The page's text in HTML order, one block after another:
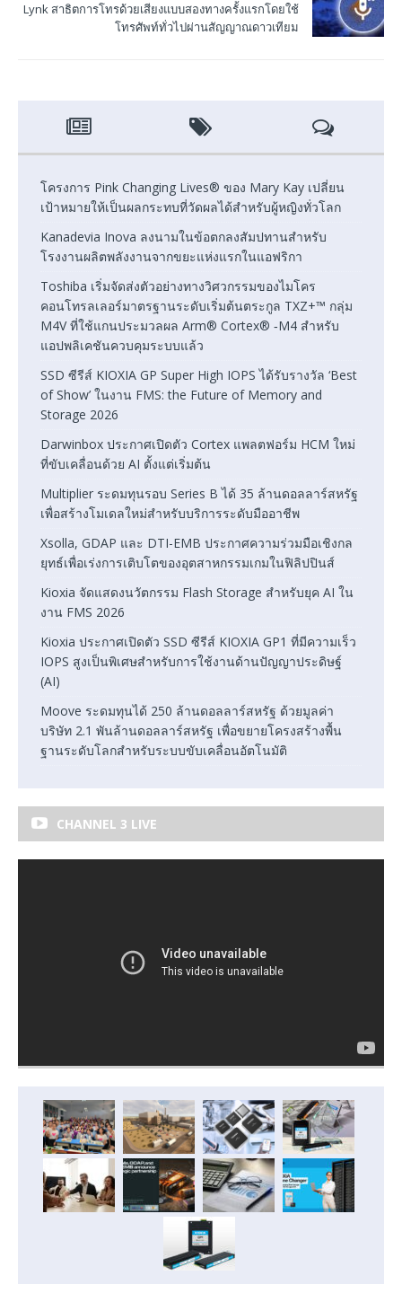
Lynk สาธิตการโทรด้วยเสียงแบบสองทางครั้งแรกโดยใช้
โทรศัพท์ทั่วไปผ่านสัญญาณดาวเทียม
โครงการ Pink Changing Lives® ของ Mary Kay เปลี่ยน
เป้าหมายให้เป็นผลกระทบที่วัดผลได้สำหรับผู้หญิงทั่วโลก
Kanadevia Inova ลงนามในข้อตกลงสัมปทานสำหรับ
โรงงานผลิตพลังงานจากขยะแห่งแรกในแอฟริกา
Toshiba เริ่มจัดส่งตัวอย่างทางวิศวกรรมของไมโคร
คอนโทรลเลอร์มาตรฐานระดับเริ่มต้นตระกูล TXZ+™ กลุ่ม
M4V ที่ใช้แกนประมวลผล Arm® Cortex® ‑M4 สำหรับ
แอปพลิเคชันควบคุมระบบแล้ว
SSD ซีรีส์ KIOXIA GP Super High IOPS ได้รับรางวัล ‘Best
of Show’ ในงาน FMS: the Future of Memory and
Storage 2026
Darwinbox ประกาศเปิดตัว Cortex แพลตฟอร์ม HCM ใหม่
ที่ขับเคลื่อนด้วย AI ตั้งแต่เริ่มต้น
Multiplier ระดมทุนรอบ Series B ได้ 35 ล้านดอลลาร์สหรัฐ
เพื่อสร้างโมเดลใหม่สำหรับบริการระดับมืออาชีพ
Xsolla, GDAP และ DTI-EMB ประกาศความร่วมมือเชิงกล
ยุทธ์เพื่อเร่งการเติบโตของอุตสาหกรรมเกมในฟิลิปปินส์
Kioxia จัดแสดงนวัตกรรม Flash Storage สำหรับยุค AI ใน
งาน FMS 2026
Kioxia ประกาศเปิดตัว SSD ซีรีส์ KIOXIA GP1 ที่มีความเร็ว
IOPS สูงเป็นพิเศษสำหรับการใช้งานด้านปัญญาประดิษฐ์
(AI)
Moove ระดมทุนได้ 250 ล้านดอลลาร์สหรัฐ ด้วยมูลค่า
บริษัท 2.1 พันล้านดอลลาร์สหรัฐ เพื่อขยายโครงสร้างพื้น
ฐานระดับโลกสำหรับระบบขับเคลื่อนอัตโนมัติ
CHANNEL 3 LIVE